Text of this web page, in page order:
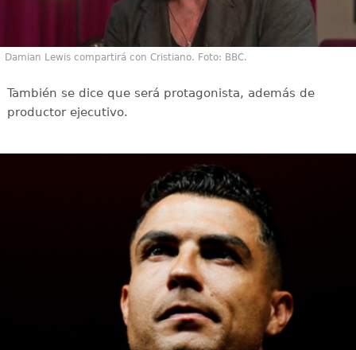
Damian Lewis compartirá con Cristiano. Foto: BBC.
También se dice que será protagonista, además de
productor ejecutivo.